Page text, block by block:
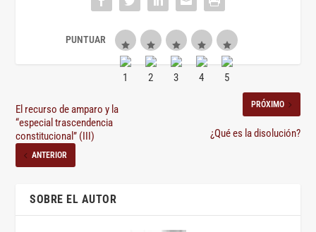
El recurso de amparo y la
“especial trascendencia
constitucional” (III)
ANTERIOR
PRÓXIMO
¿Qué es la disolución?
SOBRE EL AUTOR